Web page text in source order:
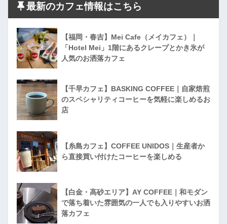
最新のカフェ情報はこちら
【福岡・春吉】Mei Cafe（メイカフェ）｜
「Hotel Mei」1階にあるクレープとかき氷が
人気のお洒落カフェ
【千早カフェ】BASKING COFFEE｜自家焙煎
のスペシャリティコーヒーを気軽に楽しめるお
店
【糸島カフェ】COFFEE UNIDOS｜生産者か
ら直接買い付けたコーヒーを楽しめる
【白金・高砂エリア】AY COFFEE｜和モダン
で落ち着いた雰囲気の一人でも入りやすいお洒
落カフェ